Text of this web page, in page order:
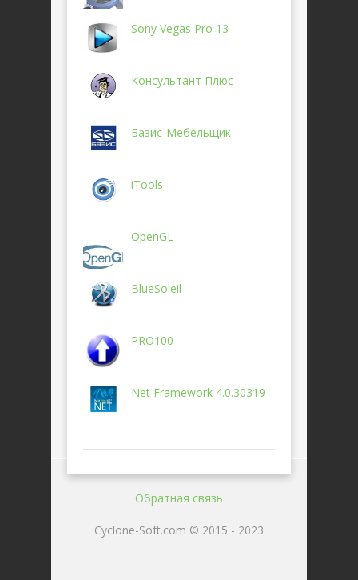
Sony Vegas Pro 13
Консультант Плюс
Базис-Мебельщик
iTools
OpenGL
BlueSoleil
PRO100
Net Framework 4.0.30319
Обратная связь
Cyclone-Soft.com © 2015 - 2023